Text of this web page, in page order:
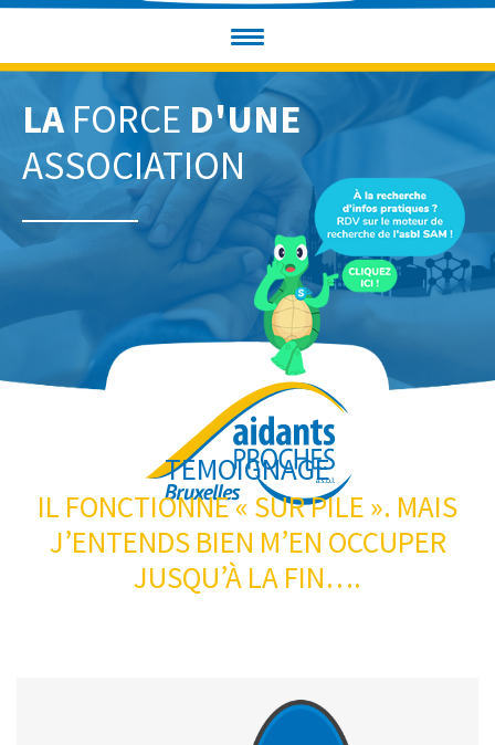
LA FORCE D'UNE
ASSOCIATION
TEMOIGNAGE
IL FONCTIONNE « SUR PILE ». MAIS
J’ENTENDS BIEN M’EN OCCUPER
JUSQU’À LA FIN….